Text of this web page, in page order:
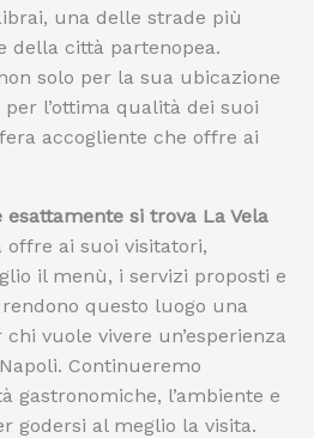
una delle strade più
della città partenopea.
solo per la sua ubicazione
l’ottima qualità dei suoi
accogliente che offre ai
esattamente si trova La Vela
offre ai suoi visitatori,
il menù, i servizi proposti e
questo luogo una
vuole vivere un’esperienza
Continueremo
gastronomiche, l’ambiente e
godersi al meglio la visita.